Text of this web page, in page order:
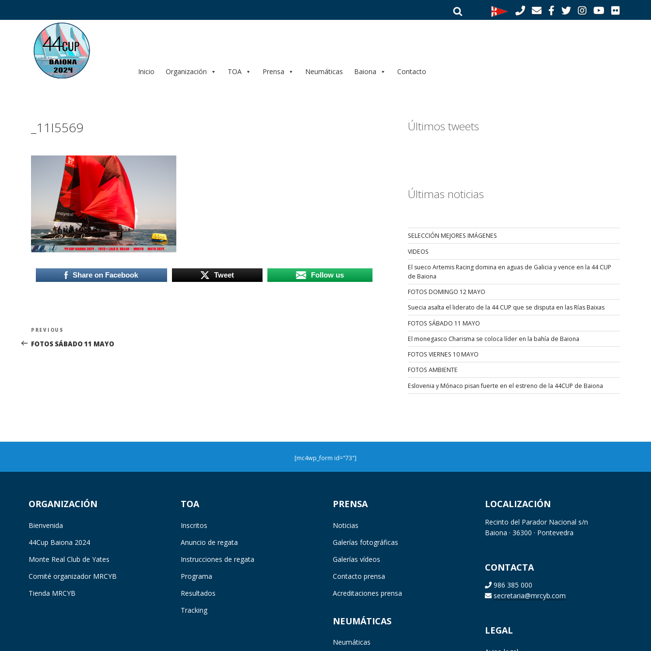
por:
Inicio Organización TOA Prensa Neumáticas Baiona Contacto
_11I5569
Share on Facebook Tweet Follow us
Navegación
de
Previous
Post
PREVIOUS
FOTOS SÁBADO 11 MAYO
Últimos tweets
Últimas noticias
SELECCIÓN MEJORES IMÁGENES
VIDEOS
El sueco Artemis Racing domina en aguas de Galicia y vence en la 44 CUP
de Baiona
FOTOS DOMINGO 12 MAYO
Suecia asalta el liderato de la 44 CUP que se disputa en las Rías Baixas
FOTOS SÁBADO 11 MAYO
El monegasco Charisma se coloca líder en la bahía de Baiona
FOTOS VIERNES 10 MAYO
FOTOS AMBIENTE
Eslovenia y Mónaco pisan fuerte en el estreno de la 44CUP de Baiona
[mc4wp_form id="73"]
ORGANIZACIÓN
Bienvenida
44Cup Baiona 2024
Monte Real Club de Yates
Comité organizador MRCYB
Tienda MRCYB
TOA
Inscritos
Anuncio de regata
Instrucciones de regata
Programa
Resultados
Tracking
PRENSA
Noticias
Galerías fotográficas
Galerías vídeos
Contacto prensa
Acreditaciones prensa
NEUMÁTICAS
Neumáticas
LOCALIZACIÓN
Recinto del Parador Nacional s/n
Baiona · 36300 · Pontevedra
CONTACTA
986 385 000
secretaria@mrcyb.com
LEGAL